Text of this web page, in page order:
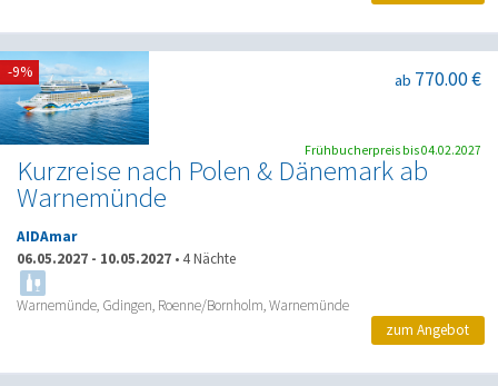
Kurzreise nach Polen & Dänemark ab
Warnemünde
ab 770.00 €
AIDAmar
06.05.2027 - 10.05.2027 •4 Nächte
Warnemünde, Gdingen, Roenne/Bornholm, Warnemünde
-9%
Frühbucherpreis bis 04.02.2027
zum Angebot